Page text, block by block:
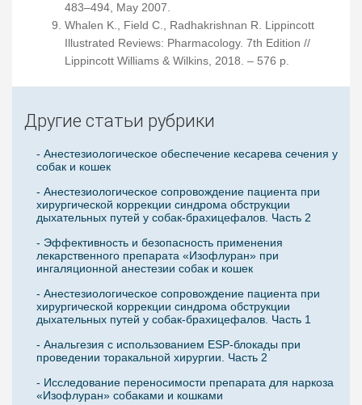
483–494, May 2007.
Whalen K., Field C., Radhakrishnan R. Lippincott
Illustrated Reviews: Pharmacology. 7th Edition //
Lippincott Williams & Wilkins, 2018. – 576 p.
Другие статьи рубрики
- Анестезиологическое обеспечение кесарева сечения у
собак и кошек
- Анестезиологическое сопровождение пациента при
хирургической коррекции синдрома обструкции
дыхательных путей у собак-брахицефалов. Часть 2
- Эффективность и безопасность применения
лекарственного препарата «Изофлуран» при
ингаляционной анестезии собак и кошек
- Анестезиологическое сопровождение пациента при
хирургической коррекции синдрома обструкции
дыхательных путей у собак-брахицефалов. Часть 1
- Анальгезия с использованием ESP-блокады при
проведении торакальной хирургии. Часть 2
- Исследование переносимости препарата для наркоза
«Изофлуран» собаками и кошками